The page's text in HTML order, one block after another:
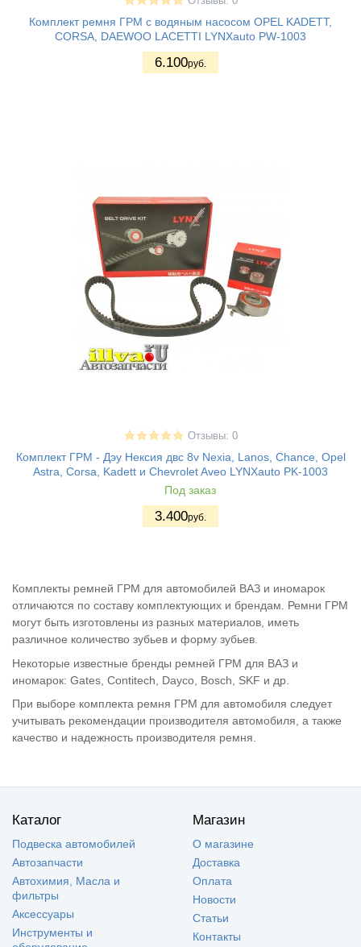
Комплект ремня ГРМ с водяным насосом OPEL KADETT,
CORSA, DAEWOO LACETTI LYNXauto PW-1003
6.100руб.
Отзывы: 0
Комплект ГРМ - Дэу Нексия двс 8v Nexia, Lanos, Chance, Opel
Astra, Corsa, Kadett и Chevrolet Aveo LYNXauto PK-1003
Под заказ
3.400руб.
Комплекты ремней ГРМ для автомобилей ВАЗ и иномарок
отличаются по составу комплектующих и брендам. Ремни ГРМ
могут быть изготовлены из разных материалов, иметь
различное количество зубьев и форму зубьев.
Некоторые известные бренды ремней ГРМ для ВАЗ и
иномарок: Gates, Contitech, Dayco, Bosch, SKF и др.
При выборе комплекта ремня ГРМ для автомобиля следует
учитывать рекомендации производителя автомобиля, а также
качество и надежность производителя ремня.
Каталог
Подвеска автомобилей
Автозапчасти
Автохимия, Масла и
фильтры
Аксессуары
Инструменты и
Магазин
О магазине
Доставка
Оплата
Новости
Статьи
Контакты